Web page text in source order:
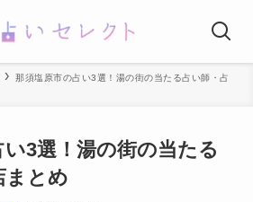
那須塩原市の占い3選！湯の街の当たる占い師・占
3選！湯の街の当たる
まとめ